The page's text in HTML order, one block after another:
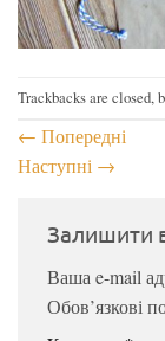
Trackbacks are closed,
← Попередні
Наступні →
Залишити
Ваша e-mail
Обов’язкові